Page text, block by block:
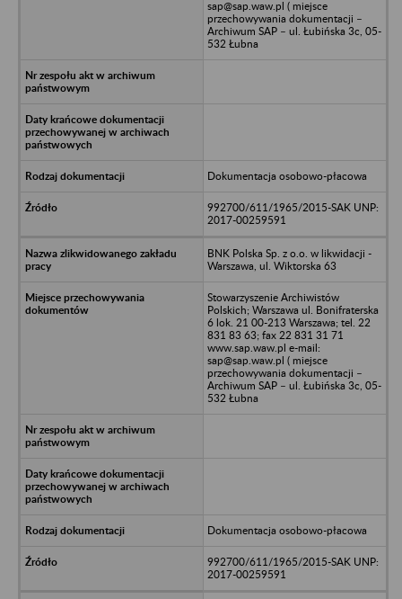
sap@sap.waw.pl ( miejsce
przechowywania dokumentacji –
Archiwum SAP – ul. Łubińska 3c, 05-
532 Łubna
Dokumentacja osobowo-płacowa
992700/611/1965/2015-SAK UNP:
2017-00259591
BNK Polska Sp. z o.o. w likwidacji -
Warszawa, ul. Wiktorska 63
Stowarzyszenie Archiwistów
Polskich; Warszawa ul. Bonifraterska
6 lok. 21 00-213 Warszawa; tel. 22
831 83 63; fax 22 831 31 71
www.sap.waw.pl e-mail:
sap@sap.waw.pl ( miejsce
przechowywania dokumentacji –
Archiwum SAP – ul. Łubińska 3c, 05-
532 Łubna
Dokumentacja osobowo-płacowa
992700/611/1965/2015-SAK UNP:
2017-00259591